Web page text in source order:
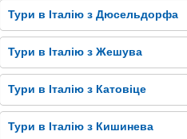
Тури в Італію з Дюсельдорфа
Тури в Італію з Жешува
Тури в Італію з Катовіце
Тури в Італію з Кишинева